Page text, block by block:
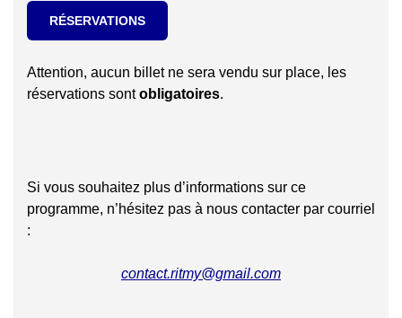
RÉSERVATIONS
Attention, aucun billet ne sera vendu sur place, les
réservations sontobligatoires.
Si vous souhaitez plus d’informations sur ce
programme, n’hésitez pas à nous contacter par courriel
:
contact.ritmy@gmail.com